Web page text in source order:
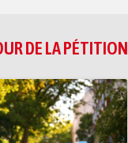
DE LA